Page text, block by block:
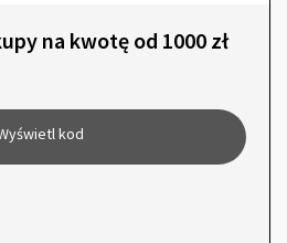
na kwotę od 1000 zł
kod